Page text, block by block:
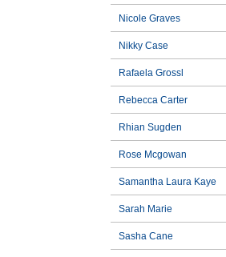
Nicole Graves
Nikky Case
Rafaela Grossl
Rebecca Carter
Rhian Sugden
Rose Mcgowan
Samantha Laura Kaye
Sarah Marie
Sasha Cane